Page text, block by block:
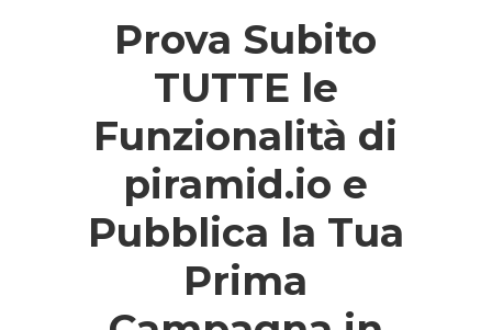
Prova Subito
TUTTE le
Funzionalità di
piramid.io e
Pubblica la Tua
Prima